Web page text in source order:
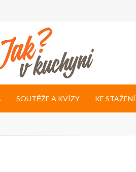
SOUTĚŽE A KVÍZY KE STAŽENÍ